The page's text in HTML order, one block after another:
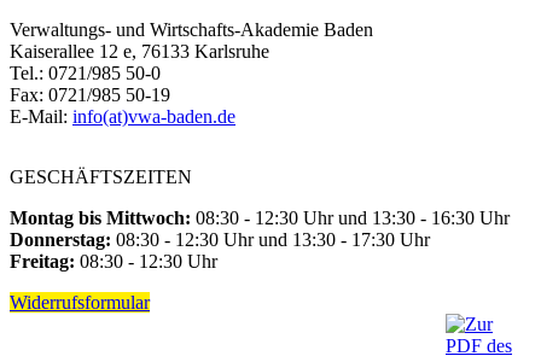
Verwaltungs- und Wirtschafts-Akademie Baden
Kaiserallee 12 e, 76133 Karlsruhe
Tel.: 0721/985 50-0
Fax: 0721/985 50-19
E-Mail: info(at)vwa-baden.de
GESCHÄFTSZEITEN
Montag bis Mittwoch: 08:30 - 12:30 Uhr und 13:30 - 16:30 Uhr
Donnerstag: 08:30 - 12:30 Uhr und 13:30 - 17:30 Uhr
Freitag: 08:30 - 12:30 Uhr
Widerrufsformular